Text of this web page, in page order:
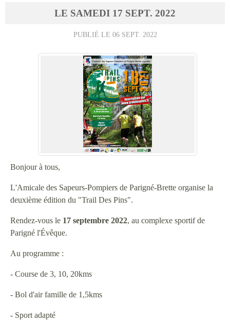
LE SAMEDI 17 SEPT. 2022
PUBLIÉ LE 06 SEPT. 2022
Bonjour à tous,
L'Amicale des Sapeurs-Pompiers de Parigné-Brette organise la
deuxième édition du "Trail Des Pins".
Rendez-vous le 17 septembre 2022, au complexe sportif de
Parigné l'Évêque.
Au programme :
- Course de 3, 10, 20kms
- Bol d'air famille de 1,5kms
- Sport adapté